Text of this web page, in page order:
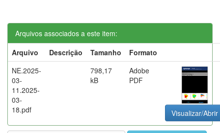
Arquivos associados a este item:
Arquivo
Descrição Tamanho
Formato
NE.2025-
03-
11.2025-
03-
18.pdf
798,17
kB
Adobe
PDF
Visualizar/Abrir